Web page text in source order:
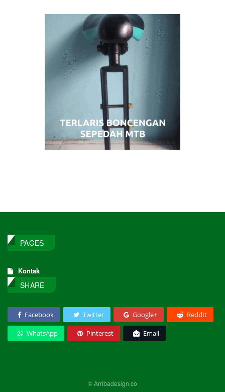
PAGES
Kontak
SHARE
Facebook Twitter Google+ ReddIt
WhatsApp Pinterest Email
© Arribadesign.co